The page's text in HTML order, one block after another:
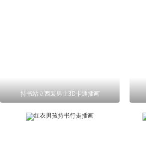
持书站立西装男士3D卡通插画